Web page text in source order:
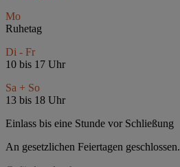
Mo
Ruhetag
Di - Fr
10 bis 17 Uhr
Sa + So
13 bis 18 Uhr
Einlass bis eine Stunde vor Schließung
An gesetzlichen Feiertagen geschlossen.